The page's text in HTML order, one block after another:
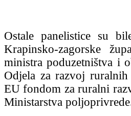
Ostale panelistice su
Krapinsko-zagorske
ministra poduzetništva i
Odjela za razvoj
EU fondom za ruralni
Ministarstva